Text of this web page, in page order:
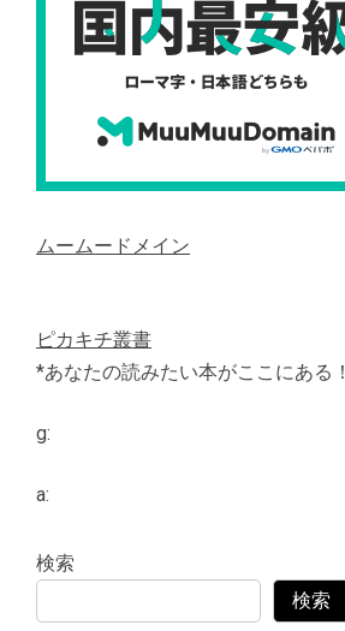
ムームードメイン
ピカキチ叢書
*あなたの読みたい本がここにある！
g:
a:
検索
検索